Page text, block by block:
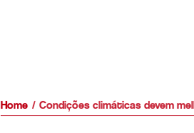
Home Condições climáticas devem